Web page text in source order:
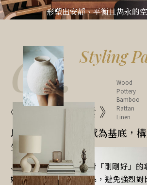
形塑出安靜、平衡且雋永的
Styling
Wood
Pottery
Bamboo
Rattan
Linen
01.
《 風格關鍵元素 》
以低彩度和自然觸感為基底，
生活風景
Japandi 的核心，在於對「剛剛好」的
奶油白、米色與大地色系，避免強烈對